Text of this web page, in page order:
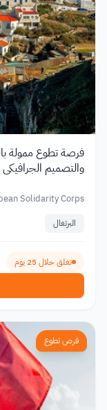
فرصة تطوع ممولة
والتصميم الجرافيكي 2026
Solidarity Corps
البرتغال
تغلق خلال 25 يوم
فرص تطوع